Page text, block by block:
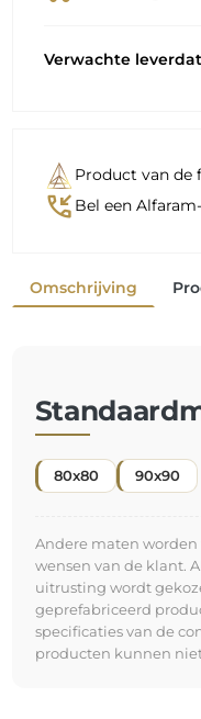
Verwachte
Product van de
phone_callback Bel een
Omschrijving
80x80 90x90
Andere maten
wensen van de klant.
uitrusting wordt
geprefabriceerd
specificaties van de
producten kunnen